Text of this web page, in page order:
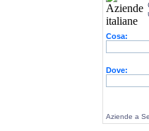
Cosa:
Dove:
Aziende a